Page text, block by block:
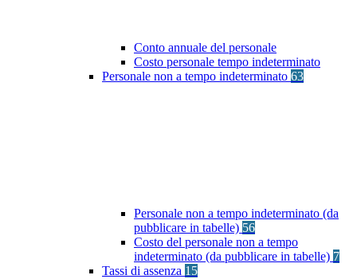
Conto annuale del personale
Costo personale tempo indeterminato
Personale non a tempo indeterminato 63
Personale non a tempo indeterminato (da
pubblicare in tabelle) 56
Costo del personale non a tempo
indeterminato (da pubblicare in tabelle) 7
Tassi di assenza 15